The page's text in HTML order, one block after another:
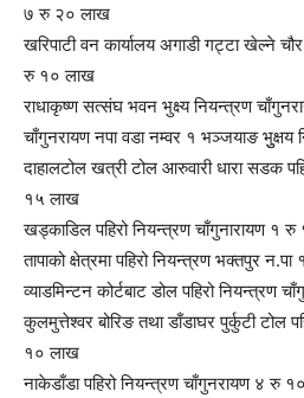
७ रु २० लाख
खरिपाटी वन कार्यालय अगाडी गट्टा खेल्ने
रु १० लाख
राधाकृष्ण सत्संघ भवन भुक्ष्य नियन्त्रण
चाँगुनरायण नपा वडा नम्वर १ भञ्जयाङ
दाहालटोल खत्री टोल आरुवारी धारा सडक
१५ लाख
खड्काडिल पहिरो नियन्त्रण चाँगुनारायण १
तापाको क्षेत्रमा पहिरो नियन्त्रण भक्तपुर
व्याडमिन्टन कोर्टबाट डोल पहिरो नियन्त्रण
कुलमुत्तेश्वर बोरिङ तथा डाँडाघर पुर्कुटी टोल
१० लाख
नाकेडाँडा पहिरो नियन्त्रण चाँगुनरायण ४ रु